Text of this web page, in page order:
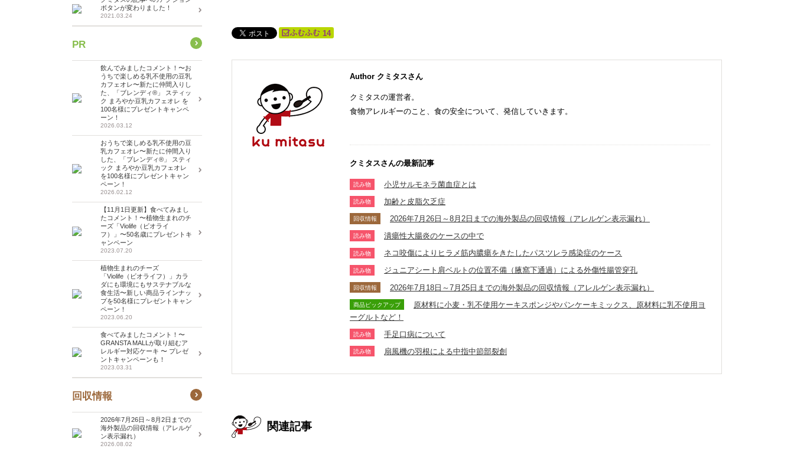
14
Author クミタスさん
クミタスの運営者。
食物アレルギーのこと、食の安全について、発信していきます。
クミタスさんの最新記事
読み物 小児サルモネラ菌血症とは
読み物 加齢と皮脂欠乏症
回収情報 2026年7月26日～8月2日までの海外製品の回収情報（アレルゲン表示漏れ）
読み物 潰瘍性大腸炎のケースの中で
読み物 ネコ咬傷によりヒラメ筋内膿瘍をきたしたパスツレラ感染症のケース
読み物 ジュニアシート肩ベルトの位置不備（腋窩下通過）による外傷性腸管穿孔
回収情報 2026年7月18日～7月25日までの海外製品の回収情報（アレルゲン表示漏れ）
商品ピックアップ
原材料に小麦・乳不使用ケーキスポンジやパンケーキミックス、原材料に乳不使用ヨ
ーグルトなど！
読み物 手足口病について
読み物 扇風機の羽根による中指中節部裂創
関連記事
ボタンが変わりました！
2021.03.24
PR
飲んでみましたコメント！〜お
うちで楽しめる乳不使用の豆乳
カフェオレ〜新たに仲間入りし
た、「ブレンディ®」 スティッ
ク まろやか豆乳カフェオレ を
100名様にプレゼントキャンペ
ーン！
2026.03.12
おうちで楽しめる乳不使用の豆
乳カフェオレ〜新たに仲間入り
した、「ブレンディ®」 スティ
ック まろやか豆乳カフェオレ
を100名様にプレゼントキャン
ペーン！
2026.02.12
【11月1日更新】食べてみまし
たコメント！〜植物生まれのチ
ーズ「Violife（ビオライ
フ）」〜50名歳にプレゼントキ
ャンペーン
2023.07.20
植物生まれのチーズ
「Violife（ビオライフ）」カラ
ダにも環境にもサステナブルな
食生活〜新しい商品ラインナッ
プを50名様にプレゼントキャン
ペーン！
2023.06.20
食べてみましたコメント！〜
GRANSTA MALLが取り組むア
レルギー対応ケーキ 〜 プレゼ
ントキャンペーンも！
2023.03.31
回収情報
2026年7月26日～8月2日までの
海外製品の回収情報（アレルゲ
ン表示漏れ）
2026.08.02